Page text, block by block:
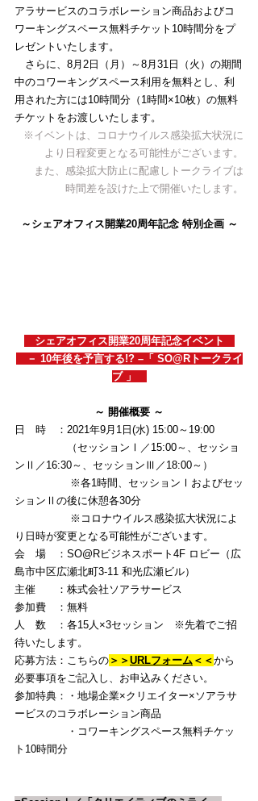
アラサービスのコラボレーション商品およびコ
ワーキングスペース無料チケット10時間分をプ
レゼントいたします。
さらに、8月2日（月）～8月31日（火）の期間
中のコワーキングスペース利用を無料とし、利
用された方には10時間分（1時間×10枚）の無料
チケットをお渡しいたします。
※イベントは、コロナウイルス感染拡大状況に
より日程変更となる可能性がございます。
また、感染拡大防止に配慮しトークライブは
時間差を設けた上で開催いたします。
～シェアオフィス開業20周年記念 特別企画 ～
シェアオフィス開業20周年記念イベント
－ 10年後を予言する!? –「 SO@Rトークライ
ブ 」
～ 開催概要 ～
日　時　：2021年9月1日(水) 15:00～19:00
（セッションⅠ／15:00～、セッショ
ンⅡ／16:30～、セッションⅢ／18:00～）
※各1時間、セッションⅠおよびセッ
ションⅡの後に休憩各30分
※コロナウイルス感染拡大状況によ
り日時が変更となる可能性がございます。
会　場　：SO@Rビジネスポート4F ロビー（広
島市中区広瀬北町3-11 和光広瀬ビル）
主催　　：株式会社ソアラサービス
参加費　：無料
人　数　：各15人×3セッション　※先着でご招
待いたします。
応募方法：こちらの ＞＞ URLフォーム ＜＜から
必要事項をご記入し、お申込みください。
参加特典：・地場企業×クリエイター×ソアラサ
ービスのコラボレーション商品
・コワーキングスペース無料チケッ
ト10時間分